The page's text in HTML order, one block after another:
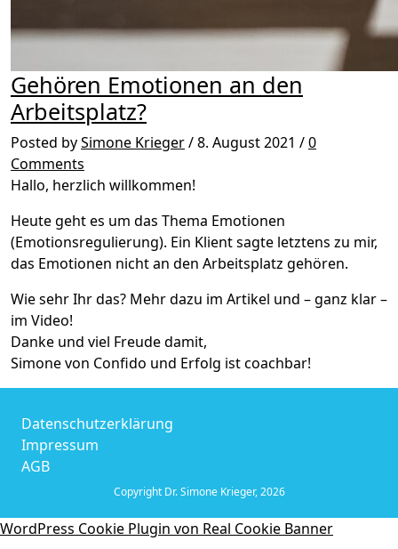
Gehören Emotionen an den
Arbeitsplatz?
Posted bySimone Krieger/8. August 2021 /0
Comments
Hallo, herzlich willkommen!
Heute geht es um das Thema Emotionen
(Emotionsregulierung). Ein Klient sagte letztens zu mir,
das Emotionen nicht an den Arbeitsplatz gehören.
Wie sehr Ihr das? Mehr dazu im Artikel und – ganz klar –
im Video!
Danke und viel Freude damit,
Simone von Confido und Erfolg ist coachbar!
Datenschutzerklärung
Impressum
AGB
Copyright Dr. Simone Krieger, 2026
WordPress Cookie Plugin von Real Cookie Banner